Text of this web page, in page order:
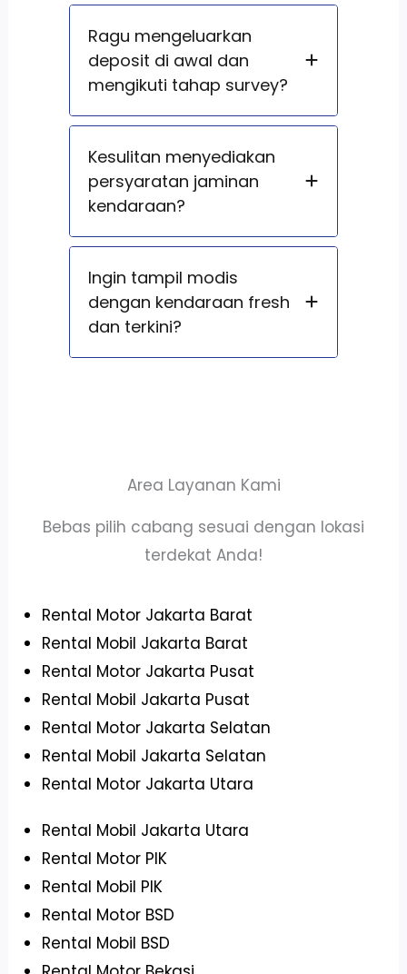
Ragu mengeluarkan
deposit di awal dan
mengikuti tahap survey?
Kesulitan menyediakan
persyaratan jaminan
kendaraan?
Ingin tampil modis
dengan kendaraan fresh
dan terkini?
Area Layanan Kami
Bebas pilih cabang sesuai dengan lokasi
terdekat Anda!
Rental Motor Jakarta Barat
Rental Mobil Jakarta Barat
Rental Motor Jakarta Pusat
Rental Mobil Jakarta Pusat
Rental Motor Jakarta Selatan
Rental Mobil Jakarta Selatan
Rental Motor Jakarta Utara
Rental Mobil Jakarta Utara
Rental Motor PIK
Rental Mobil PIK
Rental Motor BSD
Rental Mobil BSD